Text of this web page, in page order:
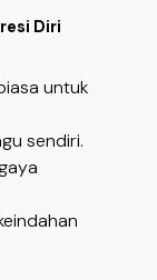
Diri
untuk
sendiri.